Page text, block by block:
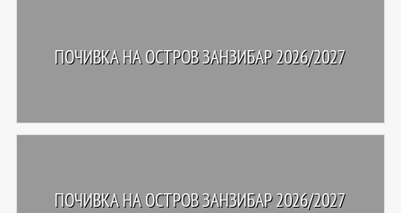
ПОЧИВКА НА ОСТРОВ ЗАНЗИБАР 2026/2027
ПОЧИВКА НА ОСТРОВ ЗАНЗИБАР 2026/2027